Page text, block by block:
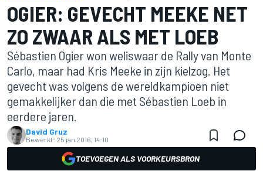
OGIER: GEVECHT MEEKE NET
ZO ZWAAR ALS MET LOEB
Sébastien Ogier won weliswaar de Rally van Monte
Carlo, maar had Kris Meeke in zijn kielzog. Het
gevecht was volgens de wereldkampioen niet
gemakkelijker dan die met Sébastien Loeb in
eerdere jaren.
David Gruz
Bewerkt: 25 jan 2016, 14:10
TOEVOEGEN ALS VOORKEURSBRON